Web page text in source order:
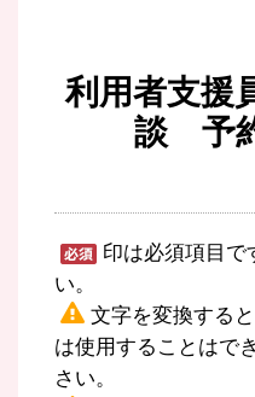
利用者支援
談 予
印は必須項目で
い。
文字を変換すると
は使用することはで
さい。